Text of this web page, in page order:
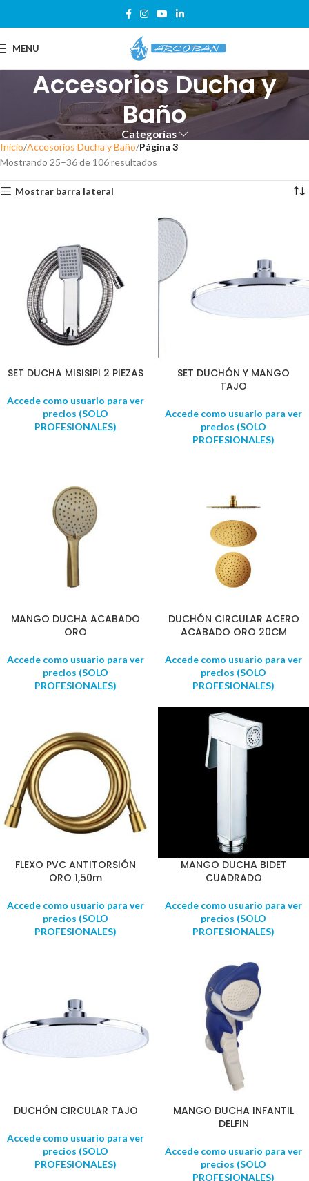
MENU
Accesorios Ducha y
Baño
Categorías
Inicio Accesorios Ducha y Baño Página 3
Mostrando 25–36 de 106 resultados
Mostrar barra lateral
SET DUCHA MISISIPI 2 PIEZAS
Accede como usuario para ver
precios (SOLO
PROFESIONALES)
SET DUCHÓN Y MANGO
TAJO
Accede como usuario para ver
precios (SOLO
PROFESIONALES)
MANGO DUCHA ACABADO
ORO
Accede como usuario para ver
precios (SOLO
PROFESIONALES)
DUCHÓN CIRCULAR ACERO
ACABADO ORO 20CM
Accede como usuario para ver
precios (SOLO
PROFESIONALES)
FLEXO PVC ANTITORSIÓN
ORO 1,50m
Accede como usuario para ver
precios (SOLO
PROFESIONALES)
MANGO DUCHA BIDET
CUADRADO
Accede como usuario para ver
precios (SOLO
PROFESIONALES)
DUCHÓN CIRCULAR TAJO
Accede como usuario para ver
precios (SOLO
PROFESIONALES)
MANGO DUCHA INFANTIL
DELFIN
Accede como usuario para ver
precios (SOLO
PROFESIONALES)